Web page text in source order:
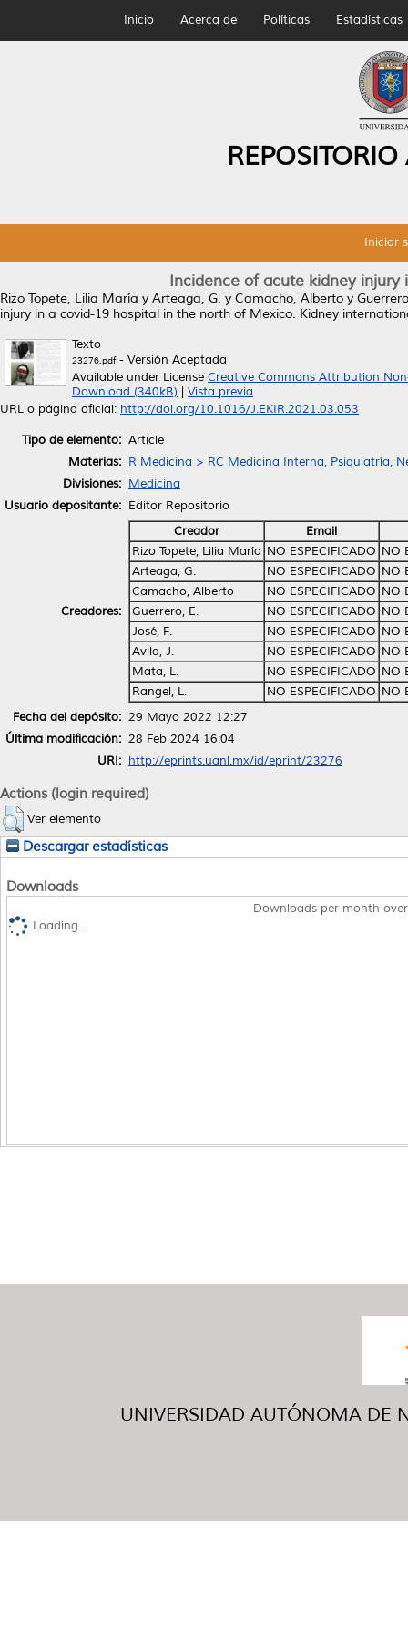
Inicio Acerca de Políticas Estadísticas
Iniciar
Incidence of acute kidney
Rizo Topete, Lilia María y Arteaga, G. y Camacho, Alberto y
injury in a covid-19 hospital in the north of Mexico. Kidney
Texto
23276.pdf- Versión Aceptada
Available under License Creative Commons Attribution
Download (340kB)
Vista previa
URL o página oficial: http://doi.org/10.1016/J.EKIR.2021.03.053
Tipo de elemento: Article
Materias: R Medicina > RC Medicina Interna, Psiquiatría,
Divisiones: Medicina
Usuario depositante: Editor Repositorio
Creadores:
Creador
Email
Rizo Topete, Lilia María NO ESPECIFICADO NO
Arteaga, G.
NO ESPECIFICADO NO
Camacho, Alberto
NO ESPECIFICADO NO
Guerrero, E.
NO ESPECIFICADO NO
José, F.
NO ESPECIFICADO NO
Avila, J.
NO ESPECIFICADO NO
Mata, L.
NO ESPECIFICADO NO
Rangel, L.
NO ESPECIFICADO NO
Fecha del depósito: 29 Mayo 2022 12:27
Última modificación: 28 Feb 2024 16:04
URI: http://eprints.uanl.mx/id/eprint/23276
Actions (login required)
Ver elemento
Descargar estadísticas
Downloads
Downloads per month
Loading...
UNIVERSIDAD AUTÓNOMA DE